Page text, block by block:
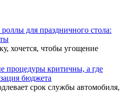
для праздничного стола:
хочется, чтобы угощение
процедуры критичны, а где
бюджета
срок службы автомобиля,